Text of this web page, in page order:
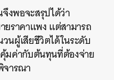
งพอจะสรุปได้ว่า
ยราคาแพง แต่สามารถ
นผู้เสียชีวิตได้ในระดับ
มค่ากับต้นทุนที่ต้องจ่าย
จารณา